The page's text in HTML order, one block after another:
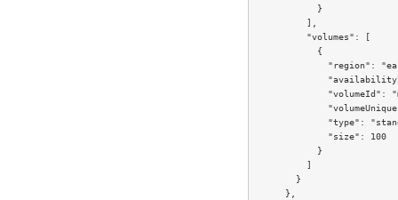
            }
          ],
          "volumes": [
            {
"region":
"volumeId":
"type":
              "size": 100
            }
          ]
        }
      },